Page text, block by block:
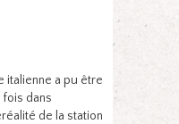
italienne a pu être
dans
de la station